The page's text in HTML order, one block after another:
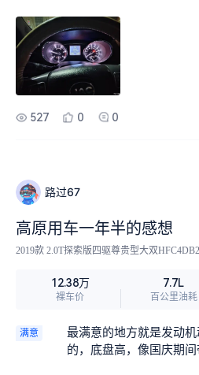
527 0 0
路过67
高原用车一年半的感想
2019款 2.0T探索版四驱尊贵型大双
12.38万
裸车价
7.7L
百公里油耗
满意
最满意的地方就是发动
的，底盘高，像国庆期